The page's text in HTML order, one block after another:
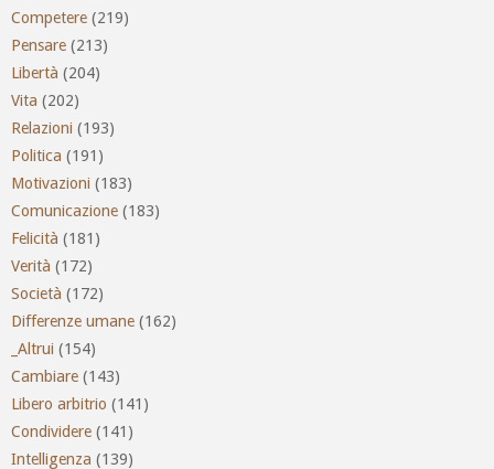
Competere (219)
Pensare (213)
Libertà (204)
Vita (202)
Relazioni (193)
Politica (191)
Motivazioni (183)
Comunicazione (183)
Felicità (181)
Verità (172)
Società (172)
Differenze umane (162)
_Altrui (154)
Cambiare (143)
Libero arbitrio (141)
Condividere (141)
Intelligenza (139)